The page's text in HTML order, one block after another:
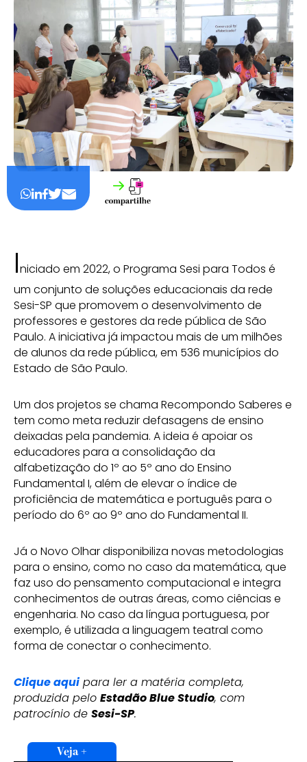
Iniciado em 2022, o Programa Sesi para Todos é
um conjunto de soluções educacionais da rede
Sesi-SP que promovem o desenvolvimento de
professores e gestores da rede pública de São
Paulo. A iniciativa já impactou mais de um milhões
de alunos da rede pública, em 536 municípios do
Estado de São Paulo.
Um dos projetos se chama Recompondo Saberes e
tem como meta reduzir defasagens de ensino
deixadas pela pandemia. A ideia é apoiar os
educadores para a consolidação da
alfabetização do 1º ao 5º ano do Ensino
Fundamental I, além de elevar o índice de
proficiência de matemática e português para o
período do 6º ao 9º ano do Fundamental II.
Já o Novo Olhar disponibiliza novas metodologias
para o ensino, como no caso da matemática, que
faz uso do pensamento computacional e integra
conhecimentos de outras áreas, como ciências e
engenharia. No caso da língua portuguesa, por
exemplo, é utilizada a linguagem teatral como
forma de conectar o conhecimento.
Clique aquipara ler a matéria completa,
produzida pelo Estadão Blue Studio, com
patrocínio de Sesi-SP.
Veja +